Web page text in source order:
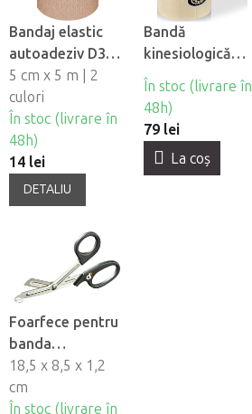
Bandaj elastic
autoadeziv D3
Cohesive
bandage, 5cm
5 cm x 5 m | 2
culori
În stoc (livrare în
48h)
14 lei
DETALIU
Bandă
kinesiologică
pentru fată
CureTape®
Beauty
În stoc (livrare în
48h)
79 lei
La coş
Foarfece pentru
banda
kinesiologica D3
18,5 x 8,5 x 1,2
cm
În stoc (livrare în